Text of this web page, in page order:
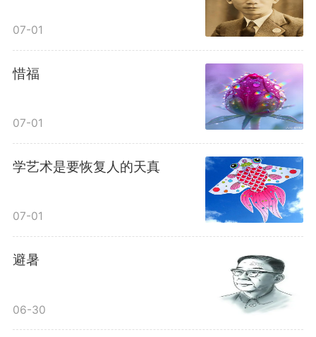
道莫扎特的特色，但你对他并没有
发生真正的共鸣；感之不深，自然
爱之不切了；爱之不切，弹出来当
然也不够味儿；而越是不够味儿，
越是引不起你兴趣。如此循环下
去，你对一个作家当然无从深入。
这一回可不然，你的确和莫扎
特起了共鸣，你的脉搏跟他的脉搏
一致了，你的心跳和他的同一节奏
07-01
惜福
07-01
学艺术是要恢复人的天真
07-01
避暑
06-30